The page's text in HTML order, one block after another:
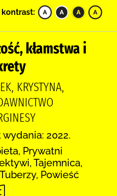
kontrast:
kłamstwa i
KRYSTYNA,
wydania: 2022.
Prywatni
Tajemnica,
Powieść